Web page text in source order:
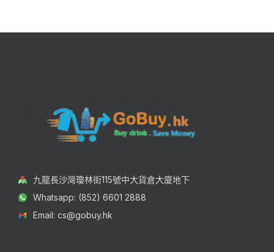
九龍長沙灣瓊林街115號中大貨倉大廈地下
Whatsapp: (852) 6601 2888
Email: cs@gobuy.hk